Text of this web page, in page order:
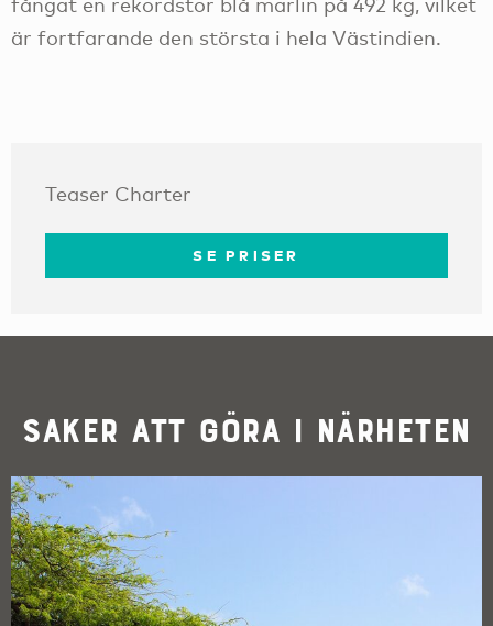
är fortfarande den största i hela Västindien.
Teaser Charter
SE PRISER
Saker att göra i närheten